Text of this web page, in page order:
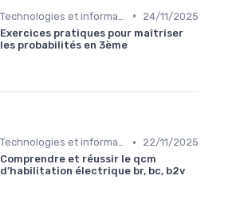
•
24/11/2025
Exercices pratiques pour maîtriser
les probabilités en 3ème
Technologies et informatique •
22/11/2025
Comprendre et réussir le qcm
d’habilitation électrique br, bc, b2v